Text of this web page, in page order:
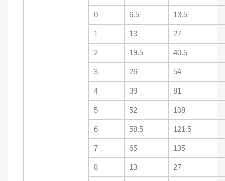
0 6.5 13.5
1 13 27
2 19.5 40.5
3 26 54
4 39 81
5 52 108
6 58.5 121.5
7 65 135
8 13 27